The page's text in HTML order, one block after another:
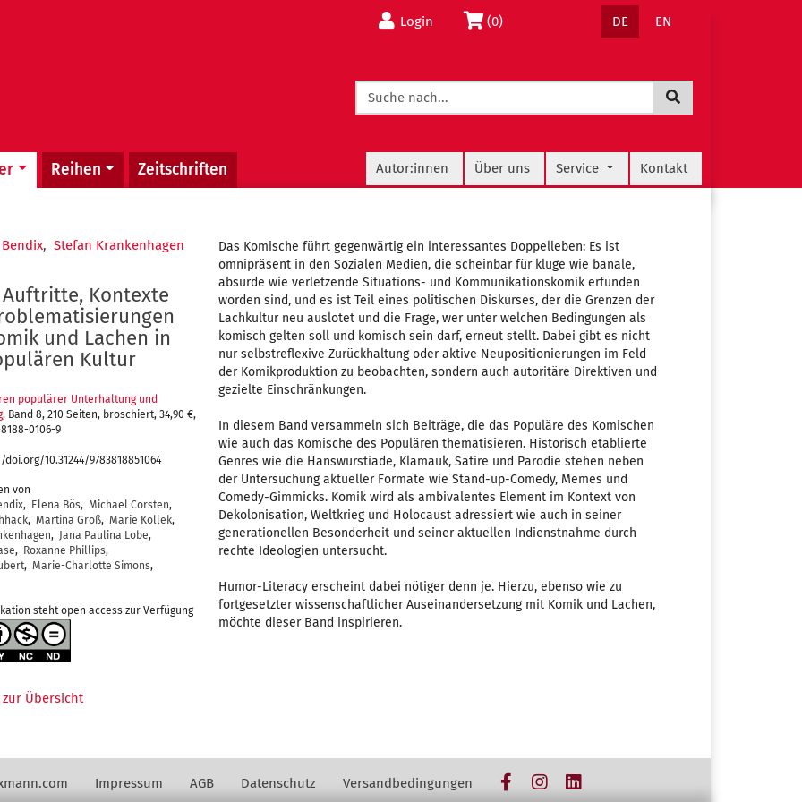
Login Warenkorb
(0) Sprachnavigation
DE EN
Reihen Zeitschriften Metanavigation
Autor:innen Über uns Service Kontakt
Bendix, Stefan Krankenhagen
Auftritte, Kontexte
und Lachen in
Kultur
populärer Unterhaltung und
, Band 8, 210 Seiten, broschiert, 34,90 €,
8188-0106-9
10.31244/9783818851064
von
, Elena Bös, Michael Corsten,
, Martina Groß, Marie Kollek,
, Jana Paulina Lobe,
, Roxanne Phillips,
, Marie-Charlotte Simons,
steht open access zur Verfügung
Übersicht
Das Komische führt gegenwärtig ein interessantes Doppelleben: Es ist
omnipräsent in den Sozialen Medien, die scheinbar für kluge wie banale,
absurde wie verletzende Situations- und Kommunikationskomik erfunden
worden sind, und es ist Teil eines politischen Diskurses, der die Grenzen der
Lachkultur neu auslotet und die Frage, wer unter welchen Bedingungen als
komisch gelten soll und komisch sein darf, erneut stellt. Dabei gibt es nicht
nur selbstreflexive Zurückhaltung oder aktive Neupositionierungen im Feld
der Komikproduktion zu beobachten, sondern auch autoritäre Direktiven und
gezielte Einschränkungen.
In diesem Band versammeln sich Beiträge, die das Populäre des Komischen
wie auch das Komische des Populären thematisieren. Historisch etablierte
Genres wie die Hanswurstiade, Klamauk, Satire und Parodie stehen neben
der Untersuchung aktueller Formate wie Stand-up-Comedy, Memes und
Comedy-Gimmicks. Komik wird als ambivalentes Element im Kontext von
Dekolonisation, Weltkrieg und Holocaust adressiert wie auch in seiner
generationellen Besonderheit und seiner aktuellen Indienstnahme durch
rechte Ideologien untersucht.
Humor-Literacy erscheint dabei nötiger denn je. Hierzu, ebenso wie zu
fortgesetzter wissenschaftlicher Auseinandersetzung mit Komik und Lachen,
möchte dieser Band inspirieren.
Impressum AGB Datenschutz Versandbedingungen FacebookInstagram